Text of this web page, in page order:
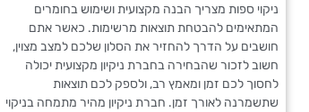
ניקוי ספות מצריך הבנה מקצועית ושימוש בחומרים
המתאימים להבטחת תוצאות מרשימות. כאשר אתם
חושבים על הדרך להחזיר את הסלון שלכם למצב מצוין,
חשוב לזכור שהבחירה בחברת ניקיון מקצועית יכולה
לחסוך לכם זמן ומאמץ רב, ולספק לכם תוצאות
שתשמרנה לאורך זמן. חברת ניקיון מהיר מתמחה בניקוי